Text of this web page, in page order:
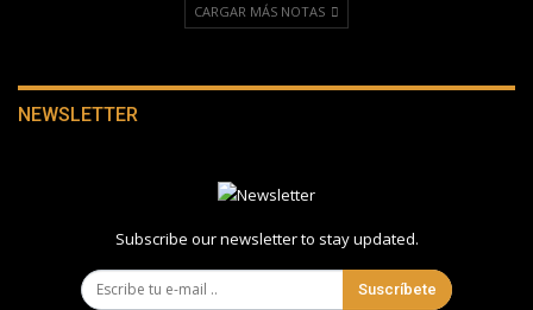
CARGAR MÁS NOTAS
NEWSLETTER
Subscribe our newsletter to stay updated.
Suscríbete